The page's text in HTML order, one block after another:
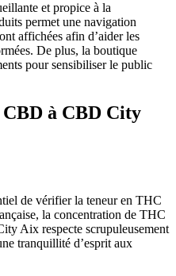
et propice à la
permet une navigation
affichées afin d’aider les
De plus, la boutique
pour sensibiliser le public
à CBD City
de vérifier la teneur en THC
la concentration de THC
Aix respecte scrupuleusement
tranquillité d’esprit aux